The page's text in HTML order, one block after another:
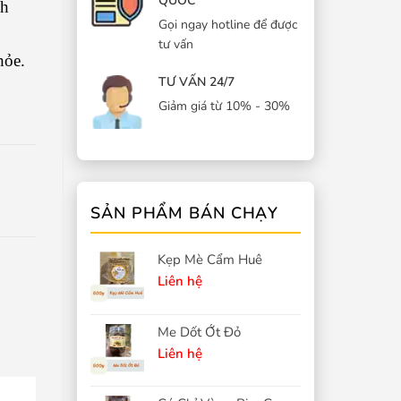
Gọi ngay hotline để được
tư vấn
TƯ VẤN 24/7
Giảm giá từ 10% - 30%
SẢN PHẨM BÁN CHẠY
Kẹp Mè Cẩm Huê
Liên hệ
Me Dốt Ớt Đỏ
Liên hệ